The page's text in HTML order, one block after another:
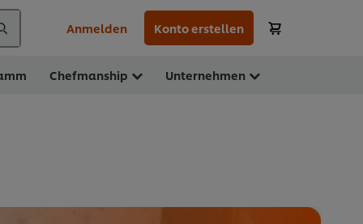
Anmelden Konto erstellen
Chefmanship Unternehmen